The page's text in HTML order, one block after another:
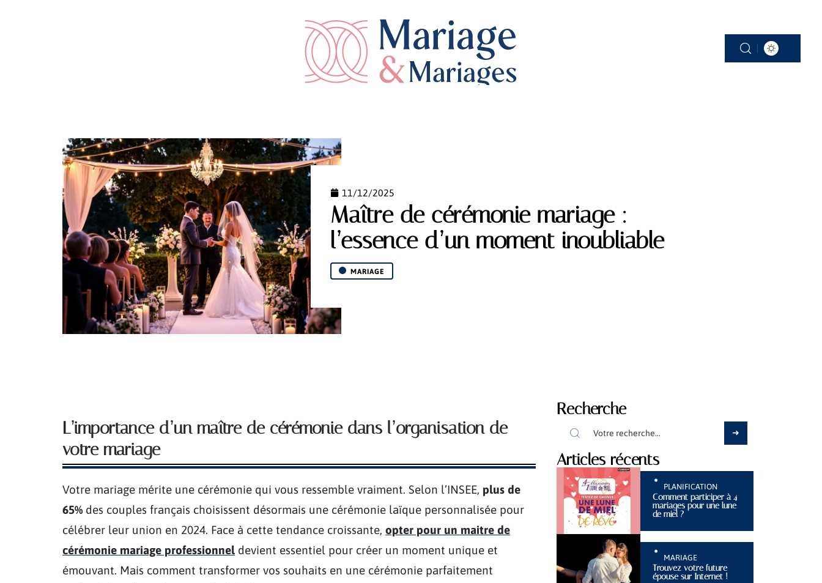
11/12/2025
Maître de cérémonie mariage :
l’essence d’un moment inoubliable
MARIAGE
L’importance d’un maître de cérémonie dans l’organisation de
votre mariage
Votre mariage mérite une cérémonie qui vous ressemble vraiment. Selon l’INSEE, plus de
65% des couples français choisissent désormais une cérémonie laïque personnalisée pour
célébrer leur union en 2024. Face à cette tendance croissante, opter pour un maitre de
cérémonie mariage professionnel devient essentiel pour créer un moment unique et
émouvant. Mais comment transformer vos souhaits en une cérémonie parfaitement
Recherche
Articles récents
PLANIFICATION
Comment participer à 4
mariages pour une lune
de miel ?
MARIAGE
Trouvez votre future
épouse sur Internet !